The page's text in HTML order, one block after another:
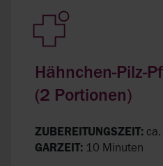
Hähnchen-Pilz-
(2 Portionen)
ZUBEREITUNGSZEIT:
GARZEIT: 10 Minuten